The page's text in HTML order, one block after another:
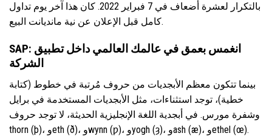
بالتكرار لعشرة أضعاف في 7 فبراير 2022. كان هذا آخر يوم تداول
كامل قبل الإعلان عن نية مانديانت البيع.
SAP: انغمس بعمق في عالمك العالمي داخل تطبيق
الشركة
بينما تتكون معظم الأبجديات من حروف مُرتبة في خطوط (كتابة
خطية)، توجد استثناءات، مثل الأبجديات المستخدمة في برايل
وشفرة مورس. في أبجدية اللغة الإنجليزية الحديثة، لا توجد حروف
thorn (þ)، وeth (ð)، وwynn (ƿ)، وyogh (ȝ)، وash (æ)، وethel (œ).